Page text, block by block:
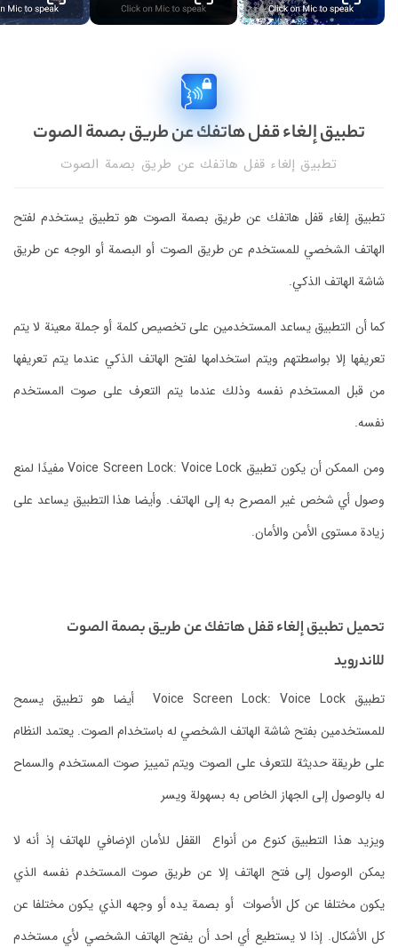
تطبيق إلغاء قفل هاتفك عن طريق بصمة الصوت
تطبيق إلغاء قفل هاتفك عن طريق بصمة الصوت
تطبيق إلغاء قفل هاتفك عن طريق بصمة الصوت هو تطبيق يستخدم لفتح
الهاتف الشخصي للمستخدم عن طريق الصوت أو البصمة أو الوجه عن طريق
شاشة الهاتف الذكي.
كما أن التطبيق يساعد المستخدمين على تخصيص كلمة أو جملة معينة لا يتم
تعريفها إلا بواسطتهم ويتم استخدامها لفتح الهاتف الذكي عندما يتم تعريفها
من قبل المستخدم نفسه وذلك عندما يتم التعرف على صوت المستخدم
نفسه.
ومن الممكن أن يكون تطبيق Voice Screen Lock: Voice Lock مفيدًا لمنع
وصول أي شخص غير المصرح به إلى الهاتف. وأيضا هذا التطبيق يساعد على
زيادة مستوى الأمن والأمان.
تحميل تطبيق إلغاء قفل هاتفك عن طريق بصمة الصوت
للاندرويد
تطبيق Voice Screen Lock: Voice Lock أيضا هو تطبيق يسمح
للمستخدمين بفتح شاشة الهاتف الشخصي له باستخدام الصوت. يعتمد النظام
على طريقة حديثة للتعرف على الصوت ويتم تمييز صوت المستخدم والسماح
له بالوصول إلى الجهاز الخاص به بسهولة ويسر
ويزيد هذا التطبيق كنوع من أنواع القفل للأمان الإضافي للهاتف إذ أنه لا
يمكن الوصول إلى فتح الهاتف إلا عن طريق صوت المستخدم نفسه الذي
يكون مختلفا عن كل الأصوات أو بصمة يده أو وجهه الذي يكون مختلفا عن
كل الأشكال. إذا لا يستطيع أي احد أن يفتح الهاتف الشخصي لأي مستخدم